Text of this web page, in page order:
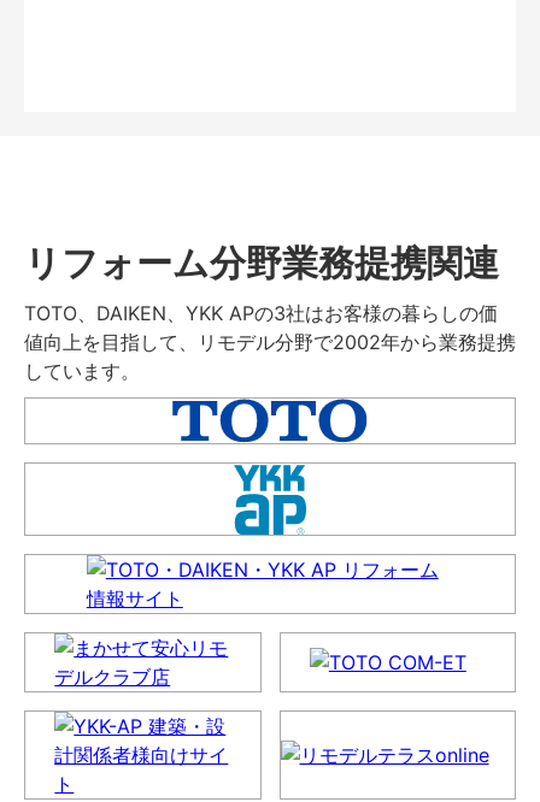
リフォーム分野業務提携関連
TOTO、DAIKEN、YKK APの3社はお客様の暮らしの価
値向上を目指して、リモデル分野で2002年から業務提携
しています。